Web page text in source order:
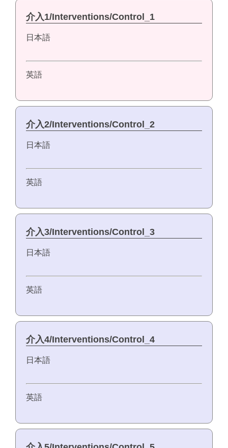
介入1/Interventions/Control_1
日本語
英語
介入2/Interventions/Control_2
日本語
英語
介入3/Interventions/Control_3
日本語
英語
介入4/Interventions/Control_4
日本語
英語